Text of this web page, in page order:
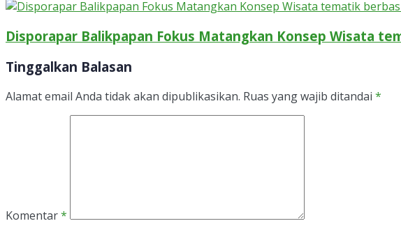
Disporapar Balikpapan Fokus Matangkan Konsep Wisata
Tinggalkan Balasan
Alamat email Anda tidak akan dipublikasikan. Ruas yang wajib ditandai *
Komentar*